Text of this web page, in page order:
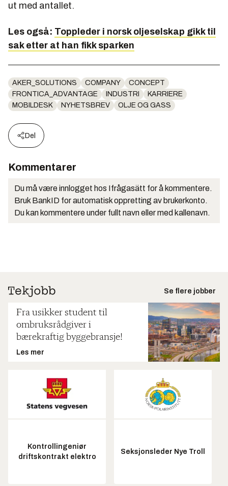
ut med antallet.
Les også: Toppleder i norsk oljeselskap gikk til
sak etter at han fikk sparken
AKER_SOLUTIONS COMPANY
CONCEPT
FRONTICA_ADVANTAGE
INDUSTRI
KARRIERE
MOBILDESK
NYHETSBREV OLJE OG GASS
Del
Kommentarer
Du må være innlogget hos Ifrågasätt for å kommentere.
Bruk BankID for automatisk oppretting av brukerkonto.
Du kan kommentere under fullt navn eller med kallenavn.
Se flere jobber
Fra usikker student til
ombruksrådgiver i
bærekraftig byggebransje!
Les mer
Kontrollingeniør
driftskontrakt elektro
Seksjonsleder Nye Troll